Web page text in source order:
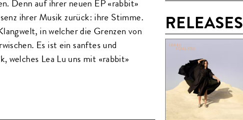
Denn auf ihrer neuen EP «rabbit»
ihrer Musik zurück: ihre Stimme.
in welcher die Grenzen von
Es ist ein sanftes und
welches Lea Lu uns mit «rabbit»
RELEASES